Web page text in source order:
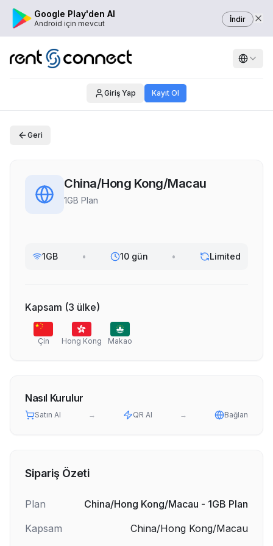
Google Play'den Al
Android için mevcut İndir
Giriş Yap Kayıt Ol
Geri
China/Hong Kong/Macau
1GB Plan
1GB • 10 gün • Limited
Kapsam (3 ülke)
Çin Hong Kong Makao
Nasıl Kurulur
Satın Al → QR Al → Bağlan
Sipariş Özeti
Plan
China/Hong Kong/Macau - 1GB Plan
Kapsam
China/Hong Kong/Macau